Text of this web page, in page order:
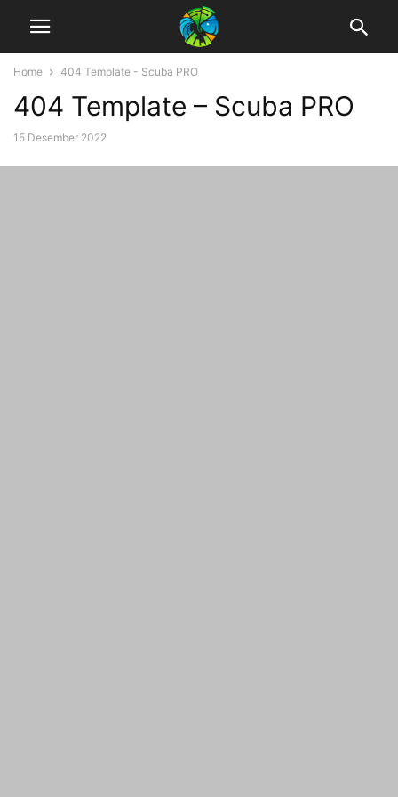
Home 404 Template - Scuba PRO
404 Template – Scuba PRO
15 Desember 2022